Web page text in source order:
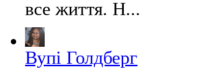
все життя. Н...
Вупі Голдберг